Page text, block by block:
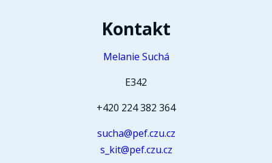
Kontakt
Melanie Suchá
E342
+420 224 382 364
sucha@pef.czu.cz
s_kit@pef.czu.cz